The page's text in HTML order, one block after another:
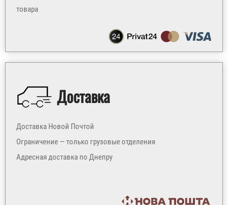
товара
Доставка
Доставка Новой Почтой
Ограничение — только грузовые отделения
Адресная доставка по Днепру